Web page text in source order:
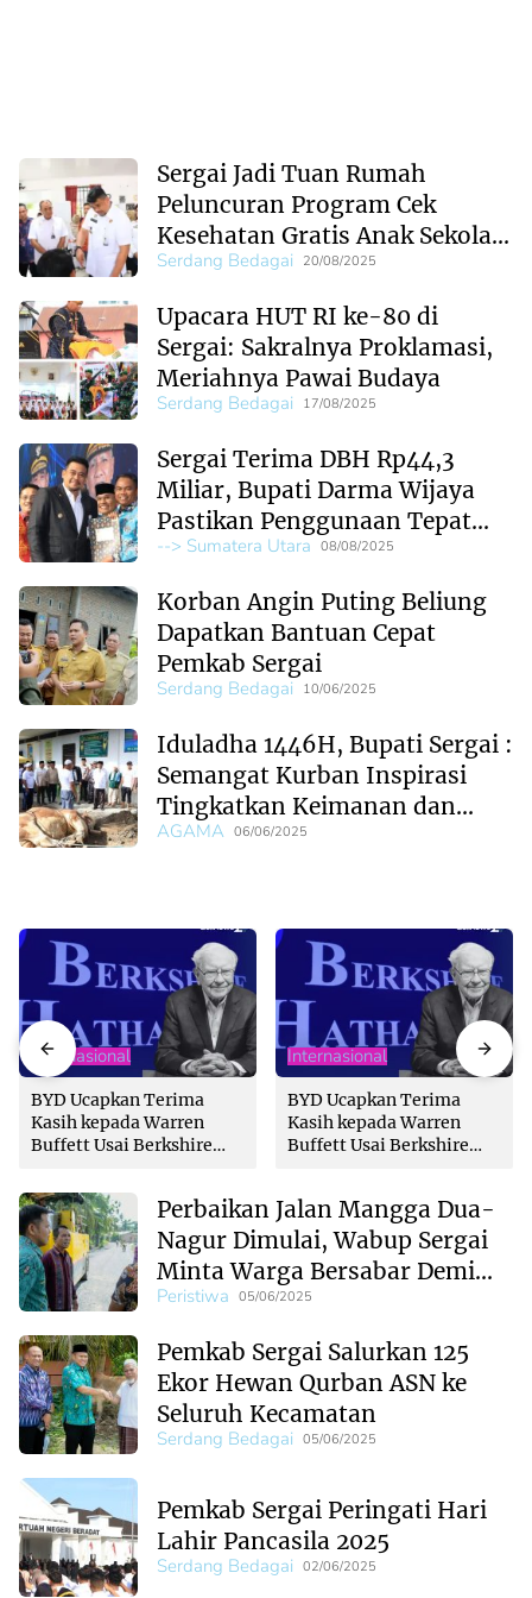
Sergai Jadi Tuan Rumah
Peluncuran Program Cek
Kesehatan Gratis Anak Sekolah
Se-Sumut
Serdang Bedagai 20/08/2025
Upacara HUT RI ke-80 di
Sergai: Sakralnya Proklamasi,
Meriahnya Pawai Budaya
Serdang Bedagai 17/08/2025
Sergai Terima DBH Rp44,3
Miliar, Bupati Darma Wijaya
Pastikan Penggunaan Tepat
Sasaran
--> Sumatera Utara 08/08/2025
Korban Angin Puting Beliung
Dapatkan Bantuan Cepat
Pemkab Sergai
Serdang Bedagai 10/06/2025
Iduladha 1446H, Bupati Sergai :
Semangat Kurban Inspirasi
Tingkatkan Keimanan dan
Ketakwaan
AGAMA 06/06/2025
Internasional
BYD Ucapkan Terima
Kasih kepada Warren
Buffett Usai Berkshire
Internasional
BYD Ucapkan Terima
Kasih kepada Warren
Buffett Usai Berkshire
Perbaikan Jalan Mangga Dua-
Nagur Dimulai, Wabup Sergai
Minta Warga Bersabar Demi
Kualitas Terbaik
Peristiwa 05/06/2025
Pemkab Sergai Salurkan 125
Ekor Hewan Qurban ASN ke
Seluruh Kecamatan
Serdang Bedagai 05/06/2025
Pemkab Sergai Peringati Hari
Lahir Pancasila 2025
Serdang Bedagai 02/06/2025